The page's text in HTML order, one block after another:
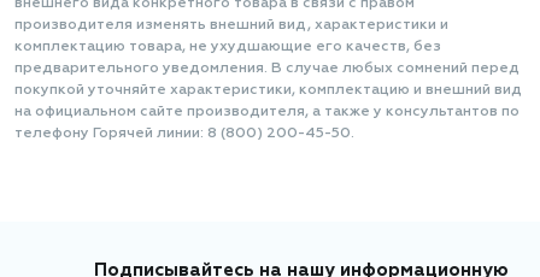
внешнего вида конкретного товара в связи с правом
производителя изменять внешний вид, характеристики и
комплектацию товара, не ухудшающие его качеств, без
предварительного уведомления. В случае любых сомнений перед
покупкой уточняйте характеристики, комплектацию и внешний вид
на официальном сайте производителя, а также у консультантов по
телефону Горячей линии: 8 (800) 200-45-50.
Подписывайтесь на нашу информационную